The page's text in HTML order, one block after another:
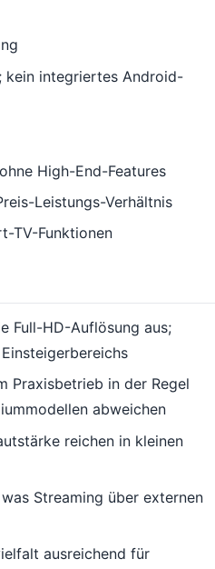
kein integriertes Android-
High-End-Features
Leistungs-Verhältnis
TV-Funktionen
Full-HD-Auflösung aus;
Praxisbetrieb in der Regel
abweichen
reichen in kleinen
Streaming über externen
ausreichend für